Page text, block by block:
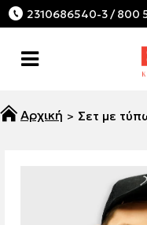
2310686540-3 / 800
Σετ με